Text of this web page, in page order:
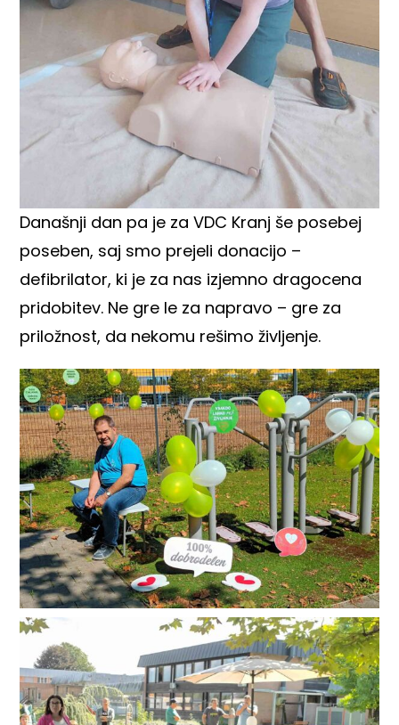
Današnji dan pa je za VDC Kranj še posebej
poseben, saj smo prejeli donacijo –
defibrilator, ki je za nas izjemno dragocena
pridobitev. Ne gre le za napravo – gre za
priložnost, da nekomu rešimo življenje.